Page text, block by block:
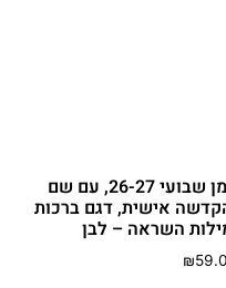
יומן שבועי 26-27, עם שם
אישית, דגם ברכות
השראה – לבן
₪